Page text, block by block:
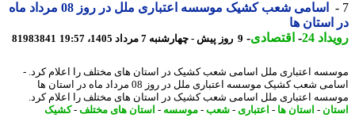
اسامی شعب کشیک موسسه اعتباری ملل در روز 08 مرداد ماه
ها
24
-اقتصادی-9 روز پیش - چهارشنبه 7 مرداد 1405، 19:57 81983841
اعتباری ملل اسامی شعب کشیک در استان های مختلف را اعلام کرد. -
اسامی شعب کشیک موسسه اعتباری ملل در روز 08 مرداد ماه در استان ها
اعتباری ملل اسامی شعب کشیک در استان های مختلف را اعلام کرد.
-استان ها- اعتباری- شعب-موسسه-استان های مختلف-کشیک